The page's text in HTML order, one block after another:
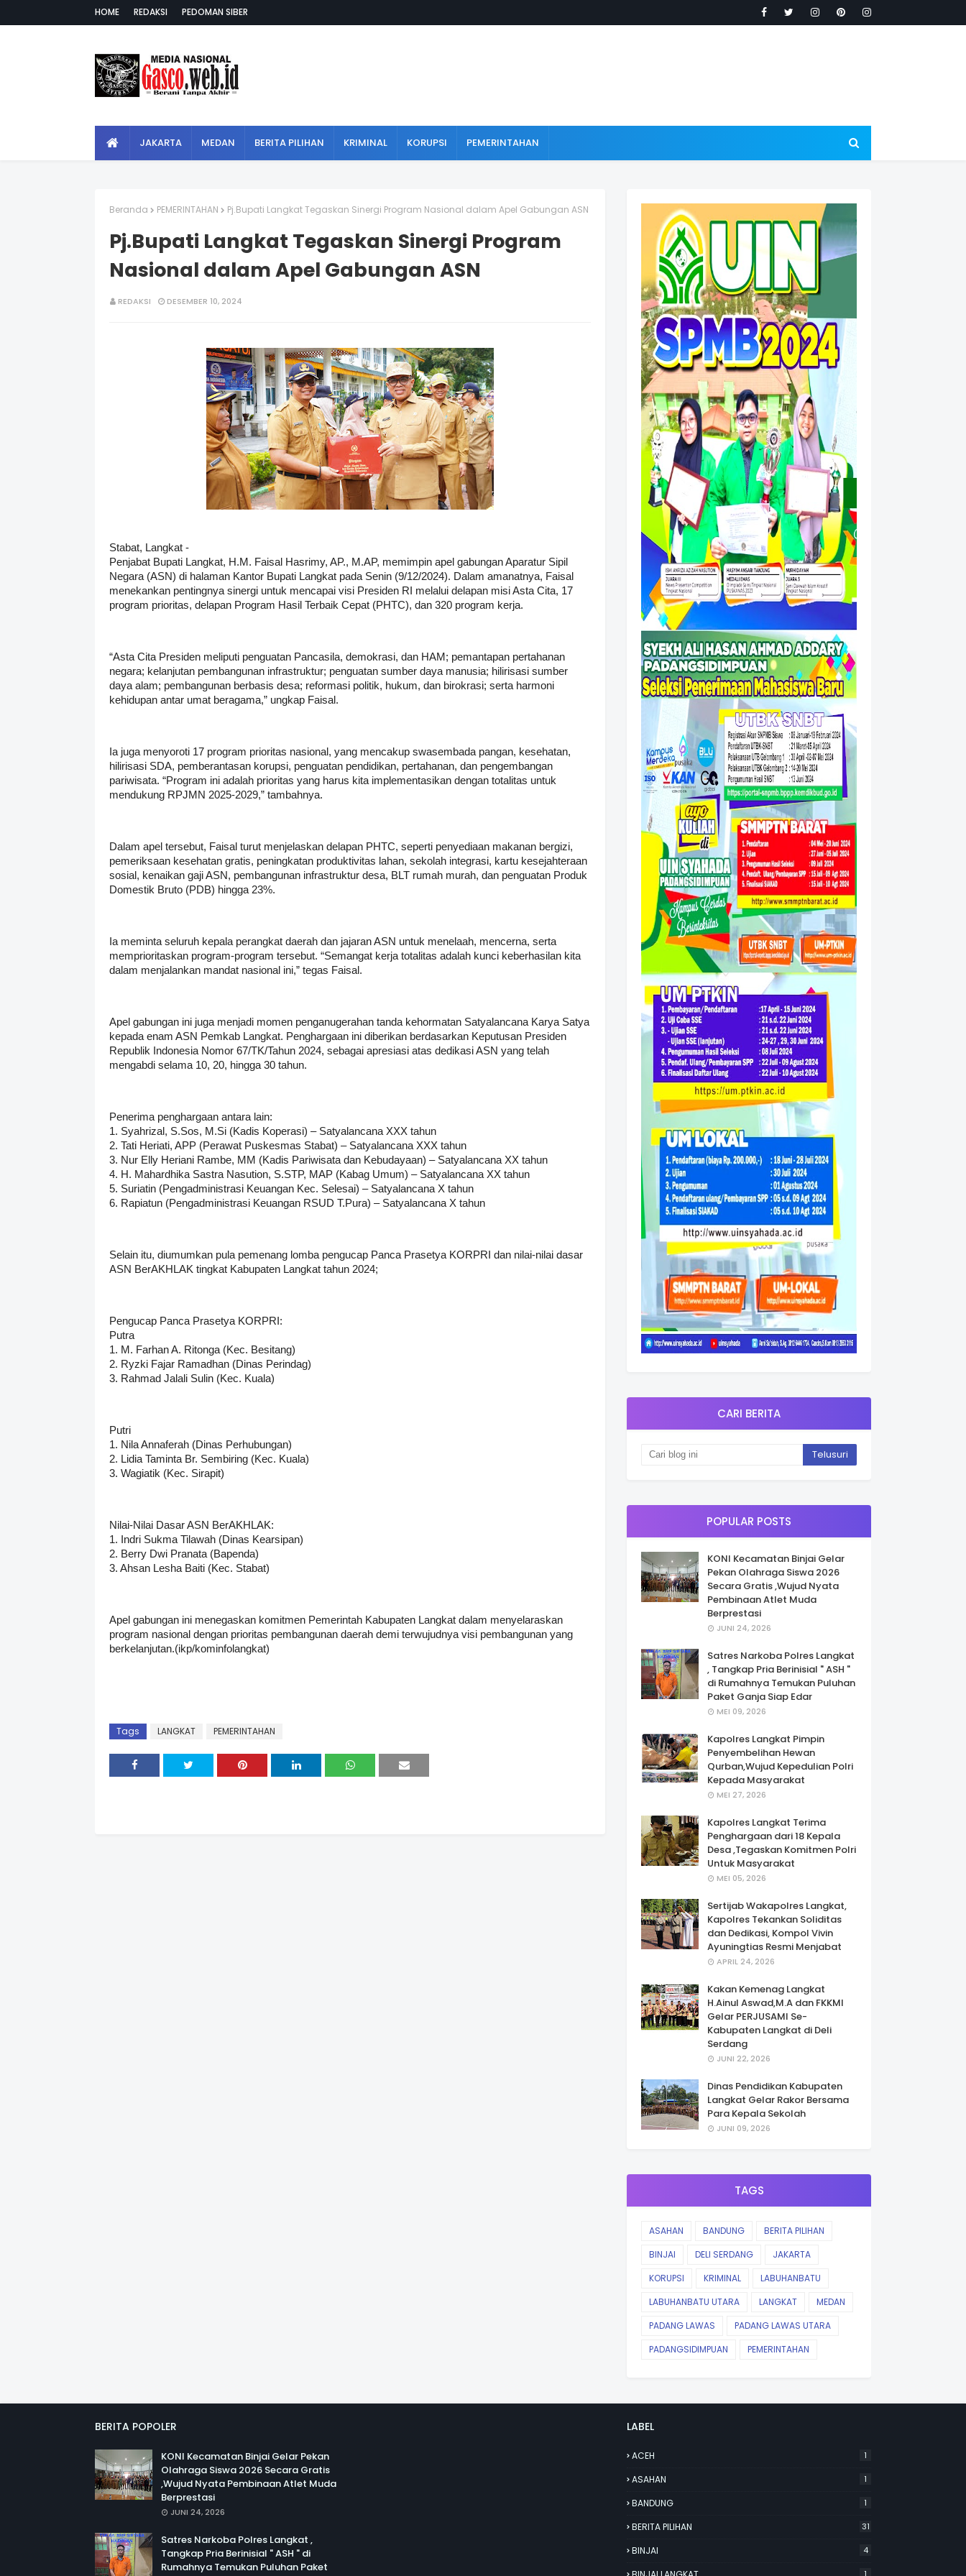
HOME REDAKSI PEDOMAN SIBER
JAKARTA MEDAN BERITA PILIHAN KRIMINAL KORUPSI PEMERINTAHAN
Beranda PEMERINTAHAN Pj.Bupati Langkat Tegaskan Sinergi Program Nasional dalam Apel Gabungan ASN
Pj.Bupati Langkat Tegaskan Sinergi Program
Nasional dalam Apel Gabungan ASN
REDAKSI DESEMBER 10, 2024
Stabat, Langkat -
Penjabat Bupati Langkat, H.M. Faisal Hasrimy, AP., M.AP, memimpin apel gabungan Aparatur Sipil
Negara (ASN) di halaman Kantor Bupati Langkat pada Senin (9/12/2024). Dalam amanatnya, Faisal
menekankan pentingnya sinergi untuk mencapai visi Presiden RI melalui delapan misi Asta Cita, 17
program prioritas, delapan Program Hasil Terbaik Cepat (PHTC), dan 320 program kerja.
“Asta Cita Presiden meliputi penguatan Pancasila, demokrasi, dan HAM; pemantapan pertahanan
negara; kelanjutan pembangunan infrastruktur; penguatan sumber daya manusia; hilirisasi sumber
daya alam; pembangunan berbasis desa; reformasi politik, hukum, dan birokrasi; serta harmoni
kehidupan antar umat beragama,” ungkap Faisal.
Ia juga menyoroti 17 program prioritas nasional, yang mencakup swasembada pangan, kesehatan,
hilirisasi SDA, pemberantasan korupsi, penguatan pendidikan, pertahanan, dan pengembangan
pariwisata. “Program ini adalah prioritas yang harus kita implementasikan dengan totalitas untuk
mendukung RPJMN 2025-2029,” tambahnya.
Dalam apel tersebut, Faisal turut menjelaskan delapan PHTC, seperti penyediaan makanan bergizi,
pemeriksaan kesehatan gratis, peningkatan produktivitas lahan, sekolah integrasi, kartu kesejahteraan
sosial, kenaikan gaji ASN, pembangunan infrastruktur desa, BLT rumah murah, dan penguatan Produk
Domestik Bruto (PDB) hingga 23%.
Ia meminta seluruh kepala perangkat daerah dan jajaran ASN untuk menelaah, mencerna, serta
memprioritaskan program-program tersebut. “Semangat kerja totalitas adalah kunci keberhasilan kita
dalam menjalankan mandat nasional ini,” tegas Faisal.
Apel gabungan ini juga menjadi momen penganugerahan tanda kehormatan Satyalancana Karya Satya
kepada enam ASN Pemkab Langkat. Penghargaan ini diberikan berdasarkan Keputusan Presiden
Republik Indonesia Nomor 67/TK/Tahun 2024, sebagai apresiasi atas dedikasi ASN yang telah
mengabdi selama 10, 20, hingga 30 tahun.
Penerima penghargaan antara lain:
1. Syahrizal, S.Sos, M.Si (Kadis Koperasi) – Satyalancana XXX tahun
2. Tati Heriati, APP (Perawat Puskesmas Stabat) – Satyalancana XXX tahun
3. Nur Elly Heriani Rambe, MM (Kadis Pariwisata dan Kebudayaan) – Satyalancana XX tahun
4. H. Mahardhika Sastra Nasution, S.STP, MAP (Kabag Umum) – Satyalancana XX tahun
5. Suriatin (Pengadministrasi Keuangan Kec. Selesai) – Satyalancana X tahun
6. Rapiatun (Pengadministrasi Keuangan RSUD T.Pura) – Satyalancana X tahun
Selain itu, diumumkan pula pemenang lomba pengucap Panca Prasetya KORPRI dan nilai-nilai dasar
ASN BerAKHLAK tingkat Kabupaten Langkat tahun 2024;
Pengucap Panca Prasetya KORPRI:
Putra
1. M. Farhan A. Ritonga (Kec. Besitang)
2. Ryzki Fajar Ramadhan (Dinas Perindag)
3. Rahmad Jalali Sulin (Kec. Kuala)
Putri
1. Nila Annaferah (Dinas Perhubungan)
2. Lidia Taminta Br. Sembiring (Kec. Kuala)
3. Wagiatik (Kec. Sirapit)
Nilai-Nilai Dasar ASN BerAKHLAK:
1. Indri Sukma Tilawah (Dinas Kearsipan)
2. Berry Dwi Pranata (Bapenda)
3. Ahsan Lesha Baiti (Kec. Stabat)
Apel gabungan ini menegaskan komitmen Pemerintah Kabupaten Langkat dalam menyelaraskan
program nasional dengan prioritas pembangunan daerah demi terwujudnya visi pembangunan yang
berkelanjutan.(ikp/kominfolangkat)
Tags LANGKAT PEMERINTAHAN
CARI BERITA
POPULAR POSTS
KONI Kecamatan Binjai Gelar
Pekan Olahraga Siswa 2026
Secara Gratis ,Wujud Nyata
Pembinaan Atlet Muda
Berprestasi
JUNI 24, 2026
Satres Narkoba Polres Langkat
, Tangkap Pria Berinisial " ASH "
di Rumahnya Temukan Puluhan
Paket Ganja Siap Edar
MEI 09, 2026
Kapolres Langkat Pimpin
Penyembelihan Hewan
Qurban,Wujud Kepedulian Polri
Kepada Masyarakat
MEI 27, 2026
Kapolres Langkat Terima
Penghargaan dari 18 Kepala
Desa ,Tegaskan Komitmen Polri
Untuk Masyarakat
MEI 05, 2026
Sertijab Wakapolres Langkat,
Kapolres Tekankan Soliditas
dan Dedikasi, Kompol Vivin
Ayuningtias Resmi Menjabat
APRIL 24, 2026
Kakan Kemenag Langkat
H.Ainul Aswad,M.A dan FKKMI
Gelar PERJUSAMI Se-
Kabupaten Langkat di Deli
Serdang
JUNI 22, 2026
Dinas Pendidikan Kabupaten
Langkat Gelar Rakor Bersama
Para Kepala Sekolah
JUNI 09, 2026
TAGS
ASAHAN BANDUNG
BERITA PILIHAN
BINJAI
DELI SERDANG
JAKARTA
KORUPSI
KRIMINAL
LABUHANBATU
LABUHANBATU UTARA
LANGKAT
MEDAN
PADANG LAWAS
PADANG LAWAS UTARA
PADANGSIDIMPUAN
PEMERINTAHAN
BERITA POPOLER
KONI Kecamatan Binjai Gelar Pekan
Olahraga Siswa 2026 Secara Gratis
,Wujud Nyata Pembinaan Atlet Muda
Berprestasi
JUNI 24, 2026
Satres Narkoba Polres Langkat ,
Tangkap Pria Berinisial " ASH " di
Rumahnya Temukan Puluhan Paket
LABEL
ACEH 1
ASAHAN 1
BANDUNG 1
BERITA PILIHAN 31
BINJAI 4